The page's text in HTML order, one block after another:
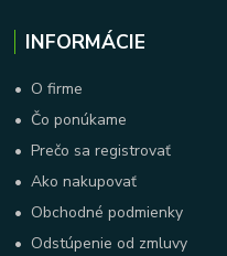
INFORMÁCIE
• O firme
• Čo ponúkame
•Prečo sa registrovať
•Ako nakupovať
• Obchodné podmienky
• Odstúpenie od zmluvy